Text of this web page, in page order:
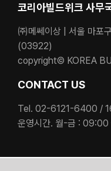
코리아빌드위크 사무
㈜메쎄이상 | 서울 마포
(03922)
copyright© KOREA
CONTACT US
Tel. 02-6121-6400 /
운영시간. 월-금 :